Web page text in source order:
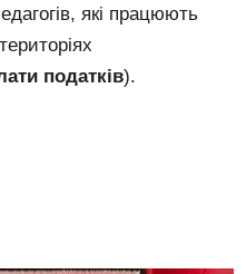
які працюють
податків).